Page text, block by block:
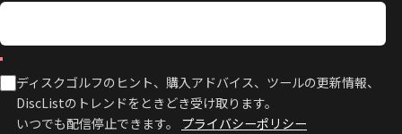
ディスクゴルフのヒント、購入アドバイス、ツールの更新情報、
DiscListのトレンドをときどき受け取ります。
いつでも配信停止できます。 プライバシーポリシー